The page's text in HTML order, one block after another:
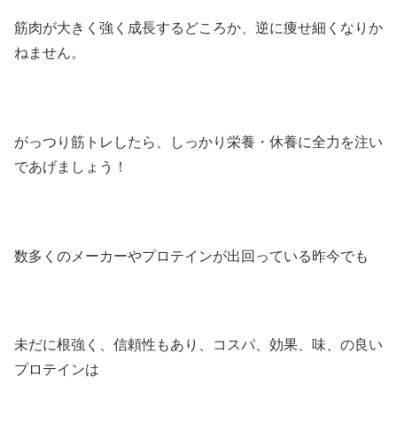
筋肉が大きく強く成長するどころか、逆に痩せ細くなりか
ねません。
がっつり筋トレしたら、しっかり栄養・休養に全力を注い
であげましょう！
数多くのメーカーやプロテインが出回っている昨今でも
未だに根強く、信頼性もあり、コスパ、効果、味、の良い
プロテインは